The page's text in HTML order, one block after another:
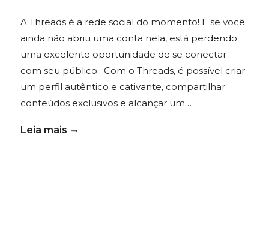
A Threads é a rede social do momento! E se você
ainda não abriu uma conta nela, está perdendo
uma excelente oportunidade de se conectar
com seu público. Com o Threads, é possível criar
um perfil autêntico e cativante, compartilhar
conteúdos exclusivos e alcançar um…
Leia mais